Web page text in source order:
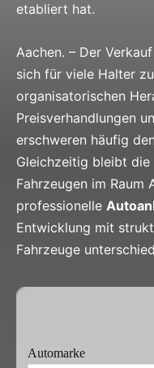
etabliert hat.
Aachen. – Der
sich für viele Halter
organisatorischen
Preisverhandlungen
erschweren häufig
Gleichzeitig bleibt
Fahrzeugen im Raum
professionelle
Entwicklung mit
Fahrzeuge
Automarke